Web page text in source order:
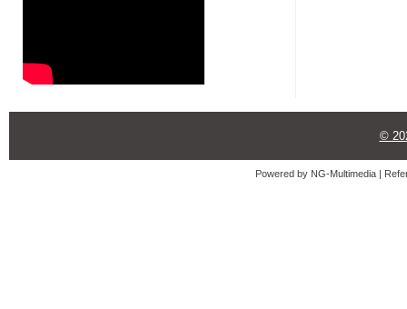
©
Powered by NG-Multimedia|